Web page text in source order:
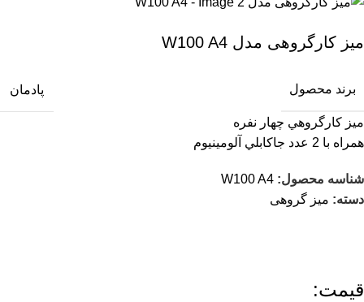
میز کارگروهی مدل W100 A4
برند محصول پادمان
ميز كارگروهي چهار نفره
همراه با 2 عدد جاكابلي آلومينيوم
شناسه محصول: W100 A4
دسته: میز گروهی
قیمت: